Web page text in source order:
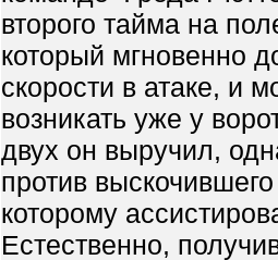
второго тайма на
который мгновенно
скорости в атаке, и
возникать уже у
двух он выручил,
против
которому
Естественно,